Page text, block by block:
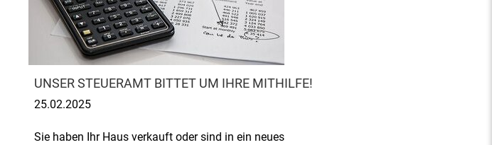
UNSER STEUERAMT BITTET UM IHRE MITHILFE!
25.02.2025
Sie haben Ihr Haus verkauft oder sind in ein neues